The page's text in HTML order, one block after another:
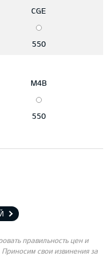
CGE
550
M4B
550
правильность цен и
свои извинения за